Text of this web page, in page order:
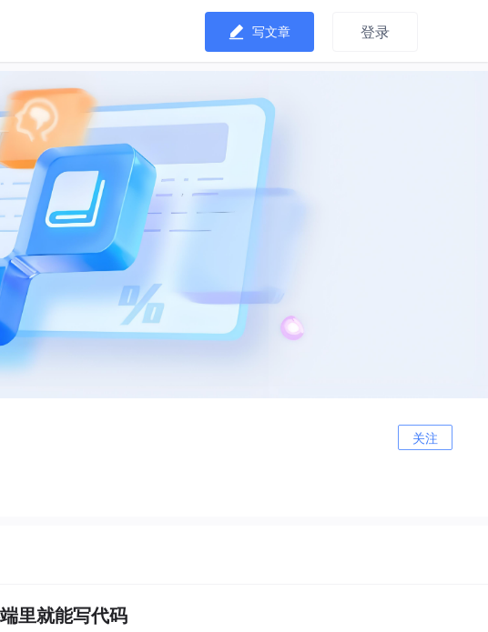
写文章 登录
关注
里就能写代码